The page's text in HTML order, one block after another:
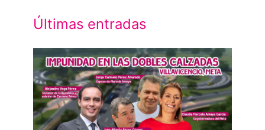
Últimas entradas